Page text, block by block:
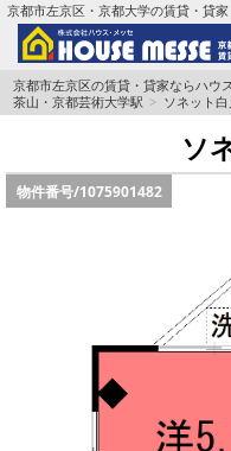
京都市左京区・京都大学の賃貸・貸
TOPページ
地域から検索
京都大学＆京都芸術大学
書類DL & 入居者さまへ
家族で住むならマンシ
一人暮らしの物件特集
京都市左京区の賃貸・貸家ならハウ
茶山・京都芸術大学駅
ソネット
ソ
物件番号/1075901482